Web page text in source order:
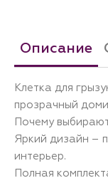
Описание
Клетка для
прозрачный
Почему
Яркий дизайн –
интерьер.
Полная